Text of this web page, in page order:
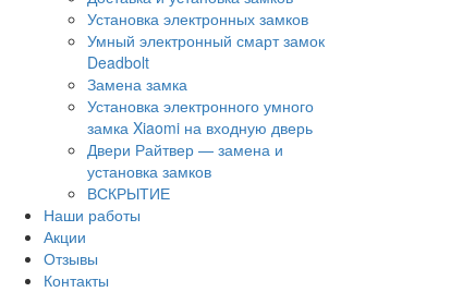
Установка электронных замков
Умный электронный смарт замок
Deadbolt
Замена замка
Установка электронного умного
замка Xiaomi на входную дверь
Двери Райтвер — замена и
установка замков
ВСКРЫТИЕ
Наши работы
Акции
Отзывы
Контакты